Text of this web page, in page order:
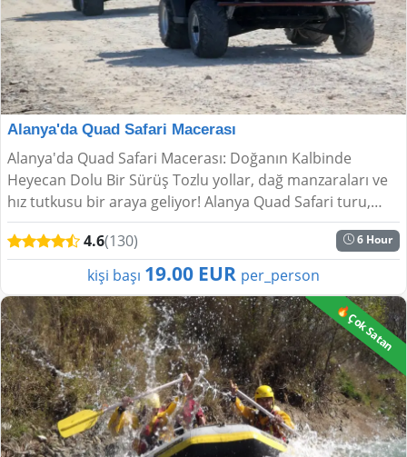
Alanya'da Quad Safari Macerası
Alanya'da Quad Safari Macerası: Doğanın Kalbinde
Heyecan Dolu Bir Sürüş Tozlu yollar, dağ manzaraları ve
hız tutkusu bir araya geliyor! Alanya Quad Safari turu,
doğayla iç içe, adrenalin yüklü bir yarım g...
4.6(130) 6 Hour
kişi başı 19.00 EUR per_person
🔥Çok Satan